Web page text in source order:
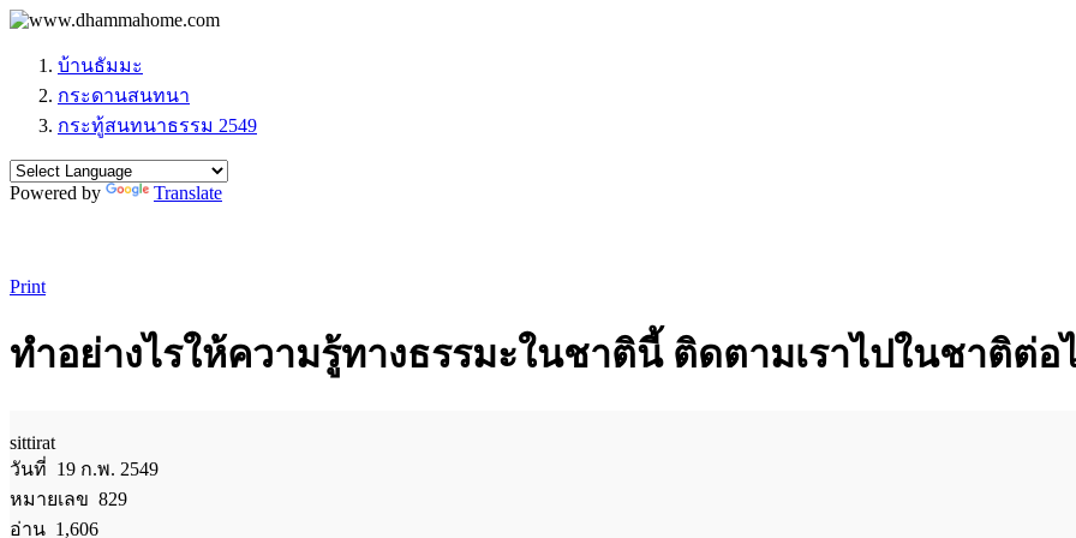
บ้านธัมมะ
กระดานสนทนา
กระทู้สนทนาธรรม 2549
Powered by Translate
Print
ทำอย่างไรให้ความรู้ทางธรรมะในชาตินี้ ติดตามเราไปในชาติต่อ
sittirat
วันที่ 19 ก.พ. 2549
หมายเลข 829
อ่าน 1,606